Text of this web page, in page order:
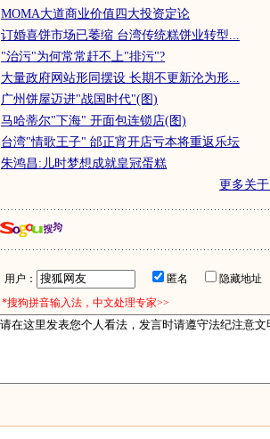
MOMA大道商业价值四大投资定论
订婚喜饼市场已萎缩 台湾传统糕饼业转型...
"治污"为何常常赶不上"排污"?
大量政府网站形同摆设 长期不更新沦为形...
广州饼屋迈进"战国时代"(图)
马哈蒂尔"下海" 开面包连锁店(图)
台湾"情歌王子" 邰正宵开店亏本将重返乐坛
朱鸿昌:儿时梦想成就皇冠蛋糕
更多关于
用户： 匿名 隐藏地址
*搜狗拼音输入法，中文处理专家>>